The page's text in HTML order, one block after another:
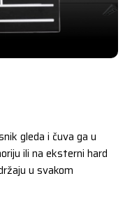
gleda i čuva ga u
ili na eksterni hard
u svakom